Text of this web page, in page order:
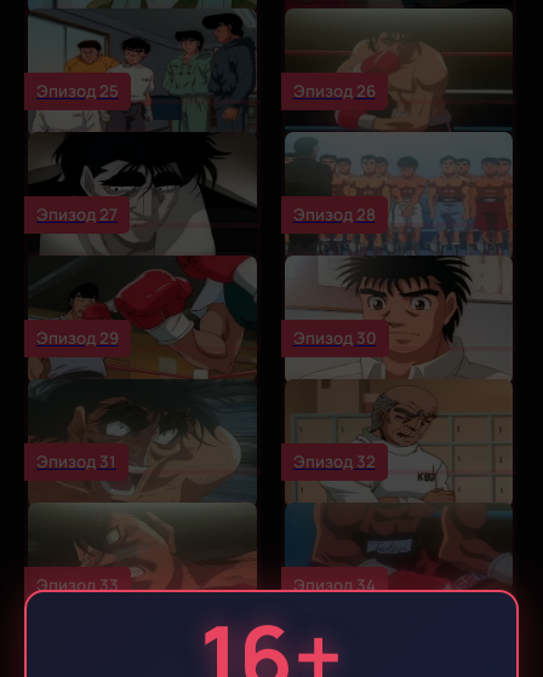
Эпизод 25 Эпизод 26
Эпизод 27 Эпизод 28
Эпизод 29 Эпизод 30
Эпизод 31 Эпизод 32
Эпизод 33 Эпизод 34